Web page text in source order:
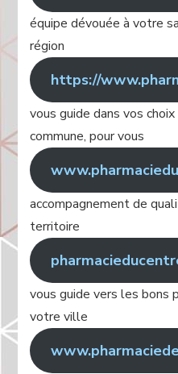
équipe dévouée à votre
région
https://
vous guide dans vos
commune, pour vous
accompagnement de
territoire
vous guide vers les bons
votre ville